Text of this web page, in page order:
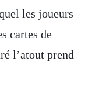
les joueurs
cartes de
l’atout prend